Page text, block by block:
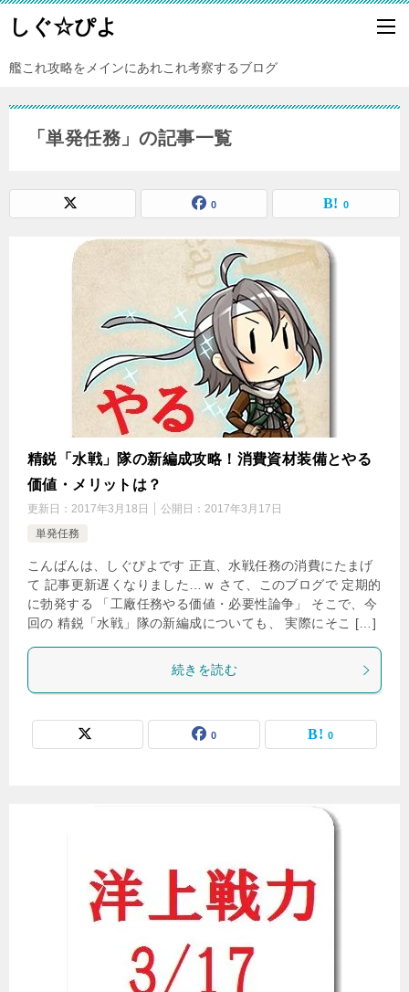
しぐ☆ぴよ
艦これ攻略をメインにあれこれ考察するブログ
「単発任務」の記事一覧
0 0
精鋭「水戦」隊の新編成攻略！消費資材装備とやる
価値・メリットは？
更新日： 2017年3月18日 公開日： 2017年3月17日
単発任務
こんばんは、しぐぴよです 正直、水戦任務の消費にたまげ
て 記事更新遅くなりました…ｗ さて、このブログで 定期的
に勃発する 「工廠任務やる価値・必要性論争」 そこで、今
回の 精鋭「水戦」隊の新編成についても、 実際にそこ […]
続きを読む
0 0